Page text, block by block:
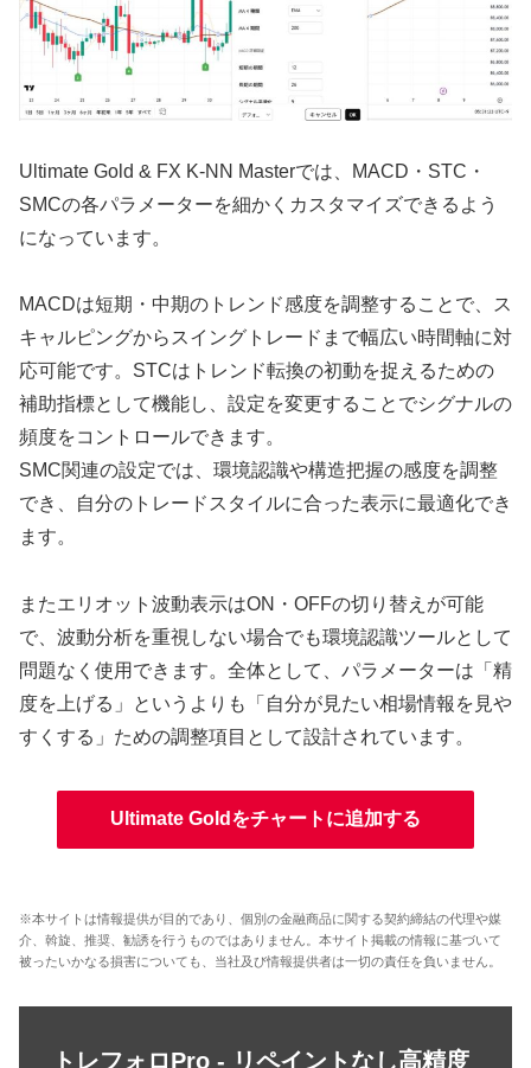
Ultimate Gold & FX K-NN Masterでは、MACD・STC・
SMCの各パラメーターを細かくカスタマイズできるよう
になっています。
MACDは短期・中期のトレンド感度を調整することで、ス
キャルピングからスイングトレードまで幅広い時間軸に対
応可能です。STCはトレンド転換の初動を捉えるための
補助指標として機能し、設定を変更することでシグナルの
頻度をコントロールできます。
SMC関連の設定では、環境認識や構造把握の感度を調整
でき、自分のトレードスタイルに合った表示に最適化でき
ます。
またエリオット波動表示はON・OFFの切り替えが可能
で、波動分析を重視しない場合でも環境認識ツールとして
問題なく使用できます。全体として、パラメーターは「精
度を上げる」というよりも「自分が見たい相場情報を見や
すくする」ための調整項目として設計されています。
Ultimate Goldをチャートに追加する
※本サイトは情報提供が目的であり、個別の金融商品に関する契約締結の代理や媒
介、斡旋、推奨、勧誘を行うものではありません。本サイト掲載の情報に基づいて
被ったいかなる損害についても、当社及び情報提供者は一切の責任を負いません。
トレフォロPro - リペイントなし高精度